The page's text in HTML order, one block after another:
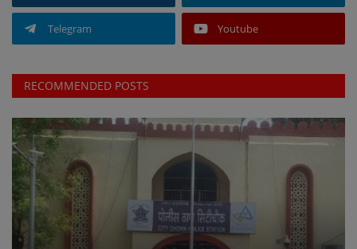
Telegram Youtube
RECOMMENDED POSTS